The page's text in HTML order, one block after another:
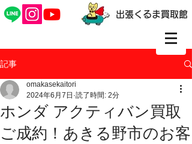
出張くるま買取館
記事
ホンダ アクティバン買取
ご成約！あきる野市のお客
omakasekaitori
2024年6月7日 読了時間: 2分